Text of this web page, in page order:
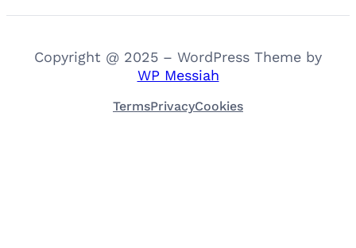
Copyright @ 2025 – WordPress Theme by
WP Messiah
TermsPrivacyCookies